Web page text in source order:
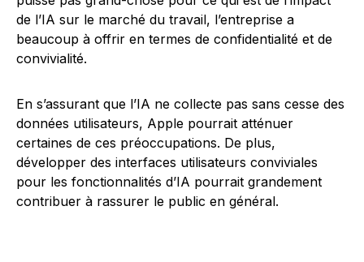
de l’IA sur le marché du travail, l’entreprise a
beaucoup à offrir en termes de confidentialité et de
convivialité.
En s’assurant que l’IA ne collecte pas sans cesse des
données utilisateurs, Apple pourrait atténuer
certaines de ces préoccupations. De plus,
développer des interfaces utilisateurs conviviales
pour les fonctionnalités d’IA pourrait grandement
contribuer à rassurer le public en général.